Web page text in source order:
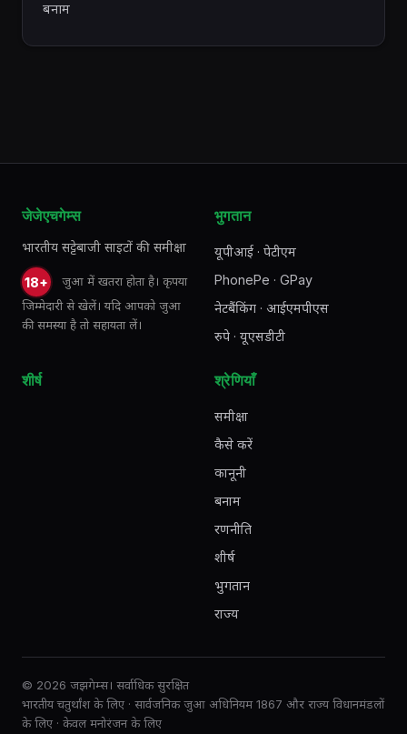
बनाम
जेजेएचगेम्स
भारतीय सट्टेबाजी साइटों की समीक्षा
18+
जुआ में खतरा होता है। कृपया
जिम्मेदारी से खेलें। यदि आपको जुआ
की समस्या है तो सहायता लें।
भुगतान
यूपीआई · पेटीएम
PhonePe · GPay
नेटबैंकिंग · आईएमपीएस
रुपे · यूएसडीटी
शीर्ष श्रेणियाँ
समीक्षा
कैसे करें
कानूनी
बनाम
रणनीति
शीर्ष
भुगतान
राज्य
© 2026 जझगेम्स। सर्वाधिक सुरक्षित
भारतीय चतुर्थांश के लिए · सार्वजनिक जुआ अधिनियम 1867 और राज्य विधानमंडलों
के लिए · केवल मनोरंजन के लिए